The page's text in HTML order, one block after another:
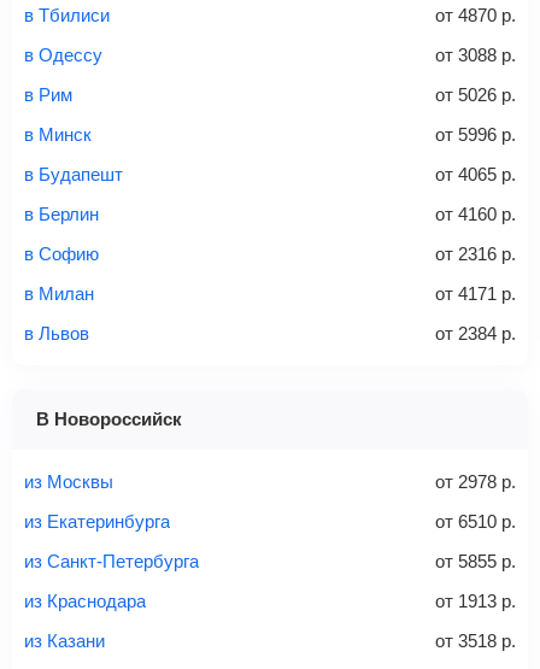
багажное отделение самолета.
не более 23 кг – эконом-класс
Стоимость авиабилетов зависит от выбранного тарифа:
Без багажа
Количество багажа
1 место
Вес багажа
аэропорт. Для посадки потребуется только паспорт.
в Тбилиси
от 4870 р.
в Одессу
от 3088 р.
в Рим
от 5026 р.
в Минск
от 5996 р.
в Будапешт
от 4065 р.
в Берлин
от 4160 р.
в Софию
от 2316 р.
в Милан
от 4171 р.
в Львов
от 2384 р.
В Новороссийск
из Москвы от 2978 р.
из Екатеринбурга
от 6510 р.
из Санкт-Петербурга
от 5855 р.
из Краснодара
от 1913 р.
из Казани
от 3518 р.